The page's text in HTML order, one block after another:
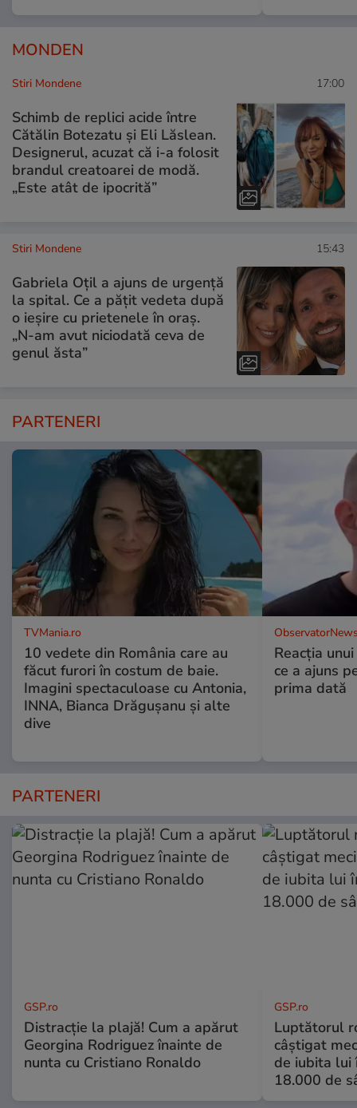
MONDEN
Stiri Mondene 17:00
Schimb de replici acide între
Cătălin Botezatu și Eli Lăslean.
Designerul, acuzat că i-a folosit
brandul creatoarei de modă.
„Este atât de ipocrită”
Stiri Mondene 15:43
Gabriela Oțil a ajuns de urgență
la spital. Ce a pățit vedeta după
o ieșire cu prietenele în oraș.
„N-am avut niciodată ceva de
genul ăsta”
PARTENERI
TVMania.ro
10 vedete din România care au
făcut furori în costum de baie.
Imagini spectaculoase cu Antonia,
INNA, Bianca Drăgușanu și alte
dive
Reacția
ce a ajuns
prima dată
PARTENERI
GSP.ro
Distracție la plajă! Cum a apărut
Georgina Rodriguez înainte de
nunta cu Cristiano Ronaldo
GSP.ro
Luptătorul
câștigat
de iubita lui
18.000 de